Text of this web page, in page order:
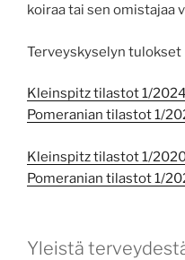
koiraa tai sen omistajaa
Terveyskyselyn tulokset
Kleinspitz tilastot 1/2024
Pomeranian tilastot 1/
Kleinspitz tilastot 1/
Pomeranian tilastot 1/
Yleistä